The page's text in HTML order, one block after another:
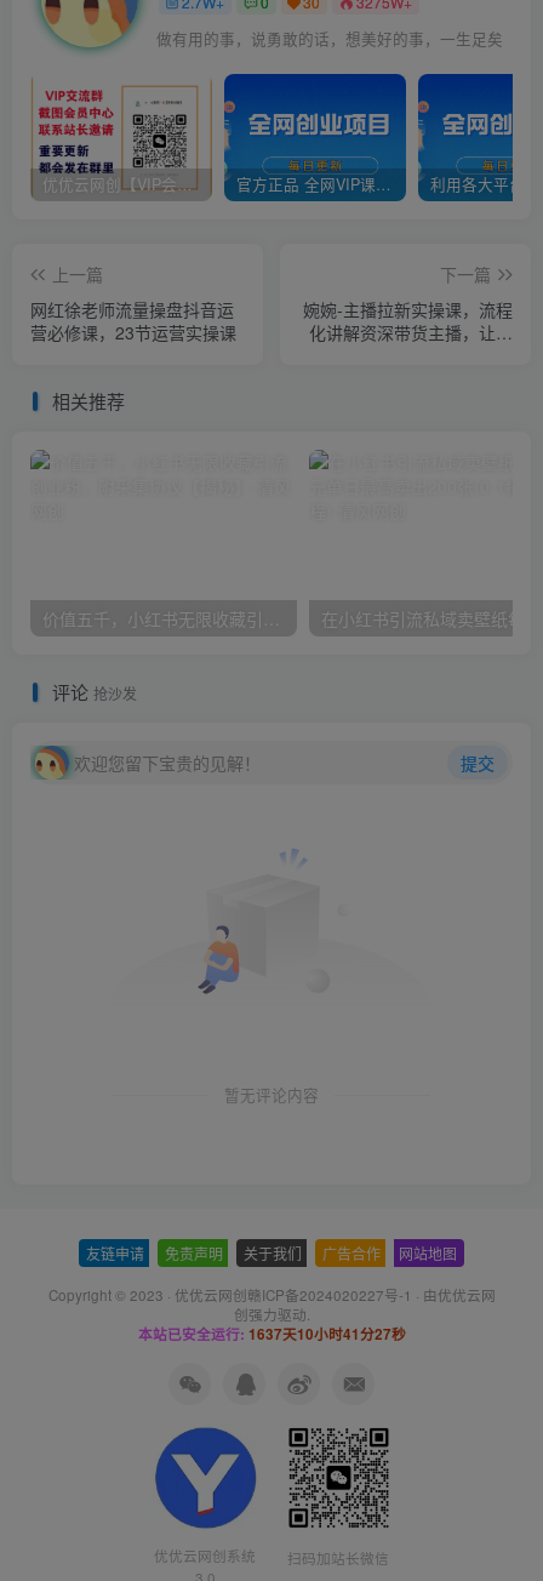
做有用的事，说勇敢的话，想美好的事，一生足矣
优优云网创【VIP会员专属交流群】 官方正品 全网VIP课程 无损下载~
上一篇
网红徐老师流量操盘抖音运
营必修课，23节运营实操课
下一篇
婉婉-主播拉新实操课，流程
化讲解资深带货主播，让每
相关推荐
价值五千，小红书无限收藏引流创业粉，附采集协议【揭秘】
评论 抢沙发
欢迎您留下宝贵的见解！ 提交
暂无评论内容
友链申请 免责声明 关于我们 广告合作 网站地图
Copyright © 2023 · 优优云网创赣ICP备2024020227号-1 · 由优优云网
创强力驱动.
本站已安全运行: 1637天10小时41分28秒
优优云网创系统
扫码加站长微信